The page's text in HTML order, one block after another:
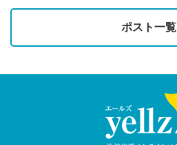
ポスト一覧